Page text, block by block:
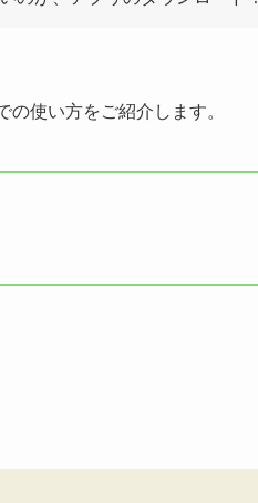
使い方をご紹介します。